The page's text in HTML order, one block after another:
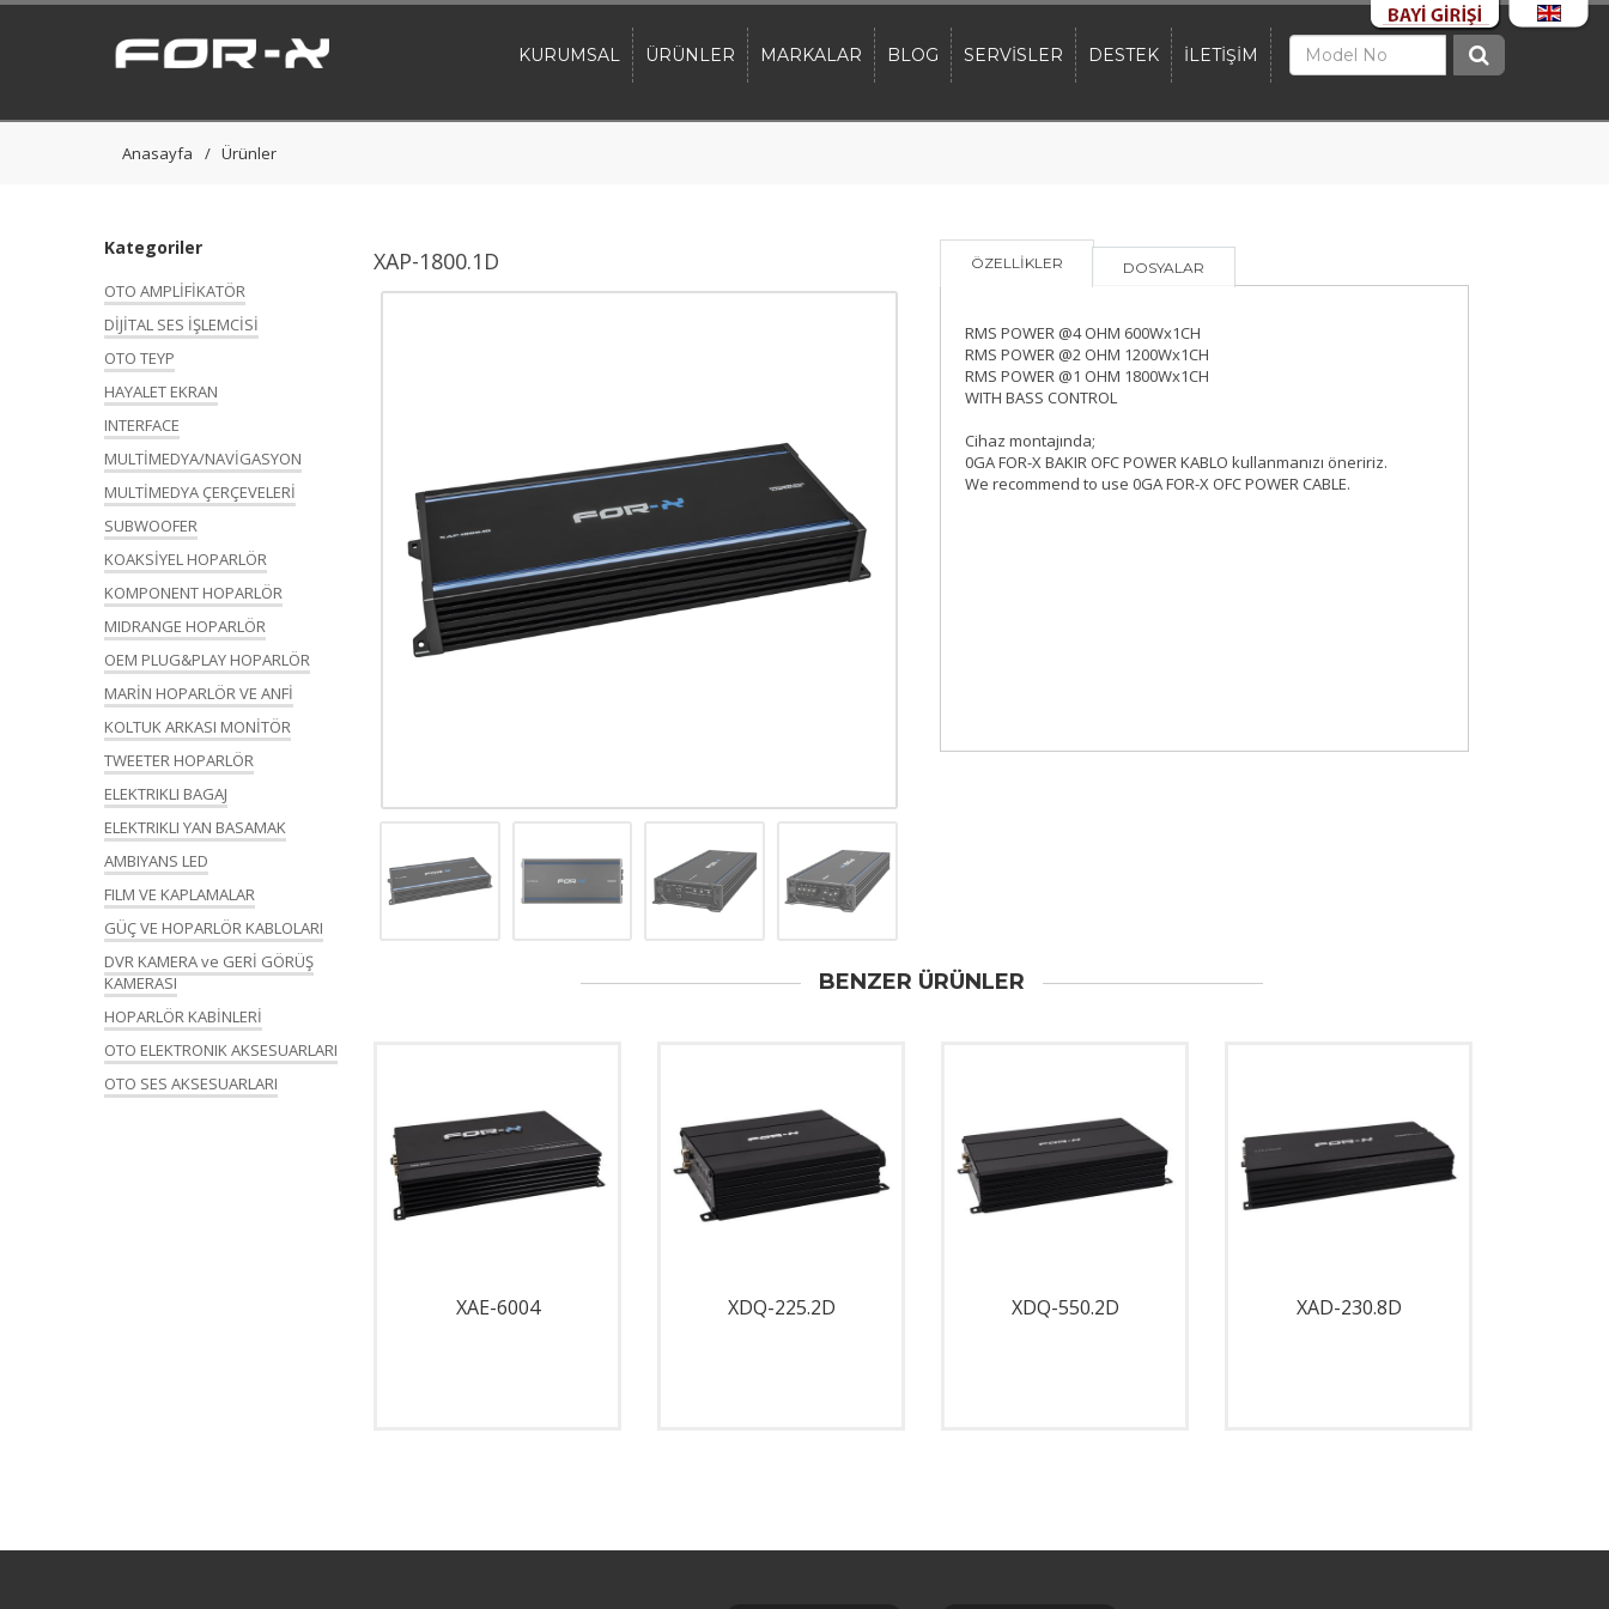
KURUMSAL ÜRÜNLER MARKALAR BLOG SERVİSLER DESTEK İLETİŞİM
Anasayfa Ürünler
Kategoriler
OTO AMPLİFİKATÖR
DİJİTAL SES İŞLEMCİSİ
OTO TEYP
HAYALET EKRAN
INTERFACE
MULTİMEDYA/NAVİGASYON
MULTİMEDYA ÇERÇEVELERİ
SUBWOOFER
KOAKSİYEL HOPARLÖR
KOMPONENT HOPARLÖR
MIDRANGE HOPARLÖR
OEM PLUG&PLAY HOPARLÖR
MARİN HOPARLÖR VE ANFİ
KOLTUK ARKASI MONİTÖR
TWEETER HOPARLÖR
ELEKTRIKLI BAGAJ
ELEKTRIKLI YAN BASAMAK
AMBIYANS LED
FILM VE KAPLAMALAR
GÜÇ VE HOPARLÖR KABLOLARI
DVR KAMERA ve GERİ GÖRÜŞ
KAMERASI
HOPARLÖR KABİNLERİ
OTO ELEKTRONIK AKSESUARLARI
OTO SES AKSESUARLARI
XAP-1800.1D ÖZELLİKLER DOSYALAR
RMS POWER @4 OHM 600Wx1CH
RMS POWER @2 OHM 1200Wx1CH
RMS POWER @1 OHM 1800Wx1CH
WITH BASS CONTROL
Cihaz montajında;
0GA FOR-X BAKIR OFC POWER KABLO kullanmanızı öneririz.
We recommend to use 0GA FOR-X OFC POWER CABLE.
BENZER ÜRÜNLER
XAE-6004 XDQ-225.2D XDQ-550.2D XAD-230.8D